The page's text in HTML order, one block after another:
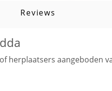
Reviews
herplaatsers aangeboden